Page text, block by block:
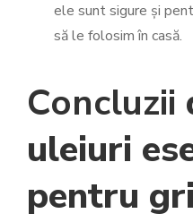
ele sunt sigure și
să le folosim în casă.
Concluzii
uleiuri
pentru